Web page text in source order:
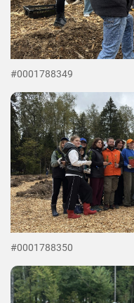
#0001788349
#0001788350